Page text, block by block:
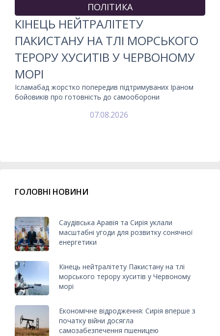
ПОЛІТИКА
КІНЕЦЬ НЕЙТРАЛІТЕТУ
ПАКИСТАНУ НА ТЛІ МОРСЬКОГО
ТЕРОРУ ХУСИТІВ У ЧЕРВОНОМУ
МОРІ
Ісламабад жорстко попередив підтримуваних Іраном
бойовиків про готовність до самооборони
07.08.2026
ГОЛОВНІ НОВИНИ
Саудівська Аравія та Сирія уклали
масштабні угоди для розвитку сонячної
енергетики
Кінець нейтралітету Пакистану на тлі
морського терору хуситів у Червоному
морі
Економічне відродження: Сирія вперше з
початку війни досягла
самозабезпечення пшеницею